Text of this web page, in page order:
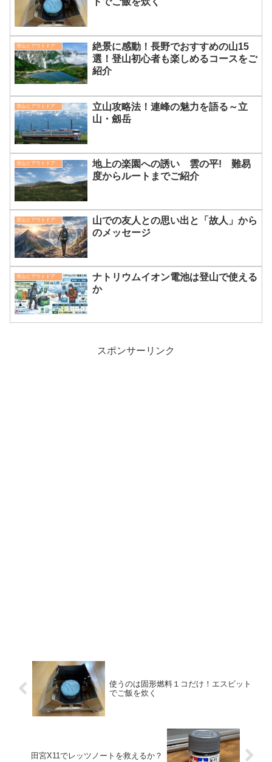
登山とアウトドア
絶景に感動！長野でおすすめの山15
選！登山初心者も楽しめるコースをご
紹介
登山とアウトドア
立山攻略法！連峰の魅力を語る～立
山・劔岳
登山とアウトドア
地上の楽園への誘い 雲の平! 難易
度からルートまでご紹介
登山とアウトドア
山での友人との思い出と「故人」から
のメッセージ
登山とアウトドア
ナトリウムイオン電池は登山で使える
か
スポンサーリンク
使うのは固形燃料１コだけ！エスビット
でご飯を炊く
田宮X11でレッツノートを救えるか？